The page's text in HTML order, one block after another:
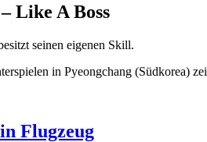
Like A Boss
seinen eigenen Skill.
in Pyeongchang (Südkorea)
Flugzeug